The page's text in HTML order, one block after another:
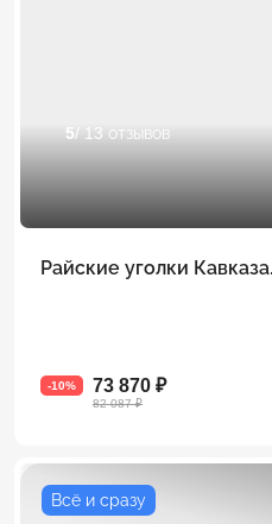
5/ 13 отзывов
-10% 73 870 ₽
82 087 ₽
Всё и сразу